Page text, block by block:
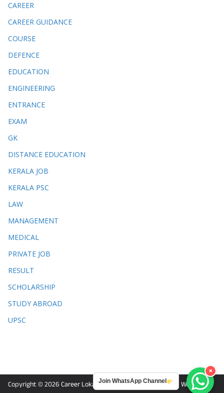
CAREER
CAREER GUIDANCE
COURSE
DEFENCE
EDUCATION
ENGINEERING
ENTRANCE
EXAM
GK
DISTANCE EDUCATION
KERALA JOB
KERALA PSC
LAW
MANAGEMENT
MEDICAL
PRIVATE JOB
RESULT
SCHOLARSHIP
STUDY ABROAD
UPSC
Copyright © 2026 Career Lokam. Powered byColorMagand WordPress .
Join WhatsApp Channel
×